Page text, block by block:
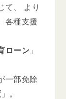
、
より
各種支援
ローン 」
一部免除
」。